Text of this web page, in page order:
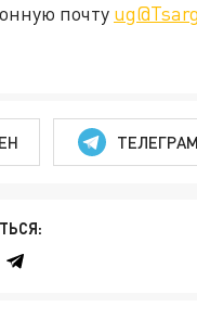
почту
ТЕЛЕГРАМ